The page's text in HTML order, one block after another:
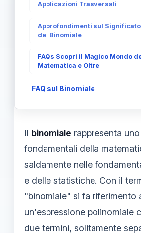
Applicazioni Trasversali
Approfondimenti sul Significato
del Binomiale
FAQs Scopri il Magico Mondo
Matematica e Oltre
FAQ sul Binomiale
Il binomiale rappresenta
fondamentali della
saldamente nelle
e delle statistiche. Con il
"binomiale" si fa riferimento
un'espressione polinomiale
due termini, solitamente